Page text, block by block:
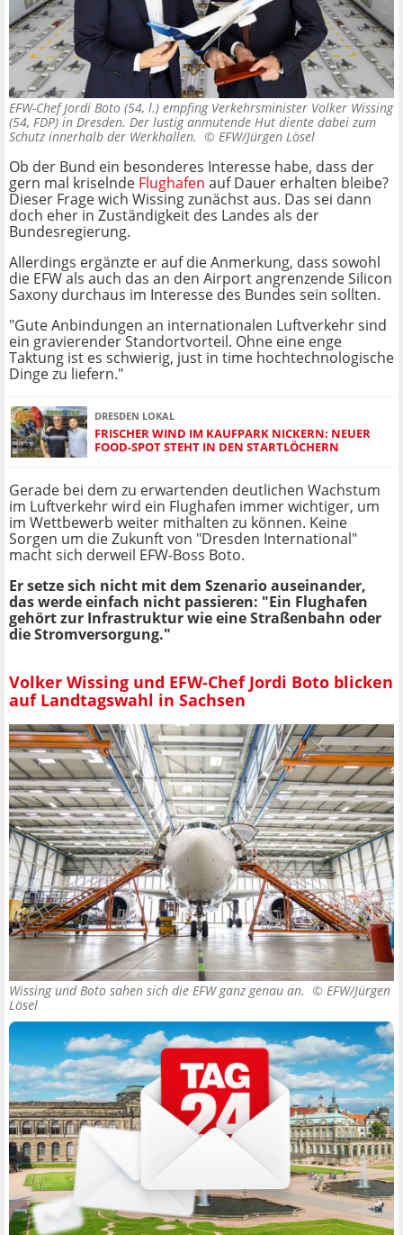
EFW-Chef Jordi Boto (54, l.) empfing Verkehrsminister Volker Wissing
(54, FDP) in Dresden. Der lustig anmutende Hut diente dabei zum
Schutz innerhalb der Werkhallen. © EFW/Jürgen Lösel
Ob der Bund ein besonderes Interesse habe, dass der
gern mal kriselnde Flughafen auf Dauer erhalten bleibe?
Dieser Frage wich Wissing zunächst aus. Das sei dann
doch eher in Zuständigkeit des Landes als der
Bundesregierung.
Allerdings ergänzte er auf die Anmerkung, dass sowohl
die EFW als auch das an den Airport angrenzende Silicon
Saxony durchaus im Interesse des Bundes sein sollten.
"Gute Anbindungen an internationalen Luftverkehr sind
ein gravierender Standortvorteil. Ohne eine enge
Taktung ist es schwierig, just in time hochtechnologische
Dinge zu liefern."
DRESDEN LOKAL
FRISCHER WIND IM KAUFPARK NICKERN: NEUER
FOOD-SPOT STEHT IN DEN STARTLÖCHERN
Gerade bei dem zu erwartenden deutlichen Wachstum
im Luftverkehr wird ein Flughafen immer wichtiger, um
im Wettbewerb weiter mithalten zu können. Keine
Sorgen um die Zukunft von "Dresden International"
macht sich derweil EFW-Boss Boto.
Er setze sich nicht mit dem Szenario auseinander,
das werde einfach nicht passieren: "Ein Flughafen
gehört zur Infrastruktur wie eine Straßenbahn oder
die Stromversorgung."
Volker Wissing und EFW-Chef Jordi Boto blicken
auf Landtagswahl in Sachsen
Wissing und Boto sahen sich die EFW ganz genau an. © EFW/Jürgen
Lösel